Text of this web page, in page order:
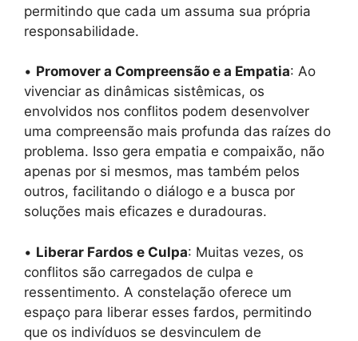
permitindo que cada um assuma sua própria
responsabilidade.
• Promover a Compreensão e a Empatia: Ao
vivenciar as dinâmicas sistêmicas, os
envolvidos nos conflitos podem desenvolver
uma compreensão mais profunda das raízes do
problema. Isso gera empatia e compaixão, não
apenas por si mesmos, mas também pelos
outros, facilitando o diálogo e a busca por
soluções mais eficazes e duradouras.
• Liberar Fardos e Culpa: Muitas vezes, os
conflitos são carregados de culpa e
ressentimento. A constelação oferece um
espaço para liberar esses fardos, permitindo
que os indivíduos se desvinculem de